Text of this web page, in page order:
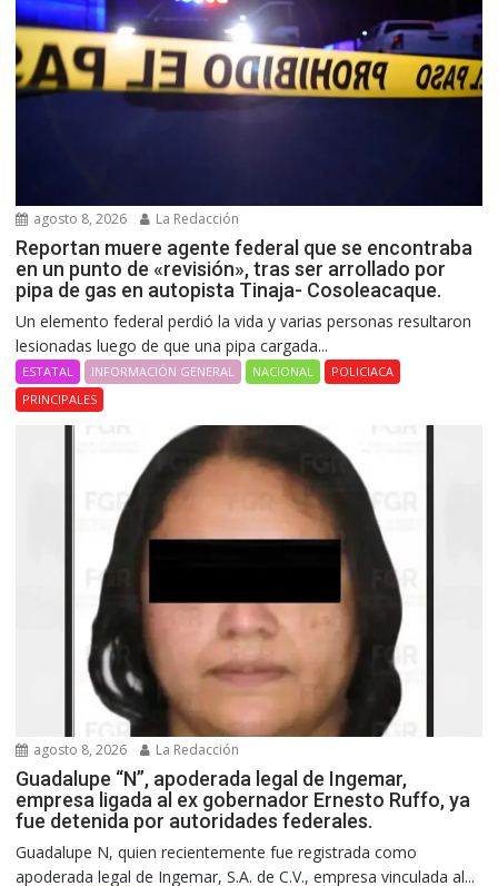
agosto 8, 2026 La Redacción
Reportan muere agente federal que se encontraba
en un punto de «revisión», tras ser arrollado por
pipa de gas en autopista Tinaja- Cosoleacaque.
Un elemento federal perdió la vida y varias personas resultaron
lesionadas luego de que una pipa cargada...
ESTATAL INFORMACIÓN GENERAL NACIONAL
POLICIACA
PRINCIPALES
agosto 8, 2026 La Redacción
Guadalupe “N”, apoderada legal de Ingemar,
empresa ligada al ex gobernador Ernesto Ruffo, ya
fue detenida por autoridades federales.
Guadalupe N, quien recientemente fue registrada como
apoderada legal de Ingemar, S.A. de C.V., empresa vinculada al...